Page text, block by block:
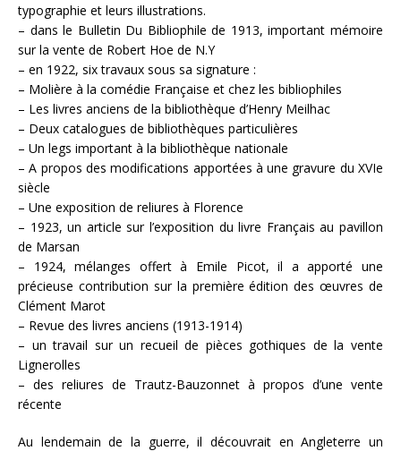
typographie et leurs illustrations.
– dans le Bulletin Du Bibliophile de 1913, important mémoire
sur la vente de Robert Hoe de N.Y
– en 1922, six travaux sous sa signature :
– Molière à la comédie Française et chez les bibliophiles
– Les livres anciens de la bibliothèque d’Henry Meilhac
– Deux catalogues de bibliothèques particulières
– Un legs important à la bibliothèque nationale
– A propos des modifications apportées à une gravure du XVIe
siècle
– Une exposition de reliures à Florence
– 1923, un article sur l’exposition du livre Français au pavillon
de Marsan
– 1924, mélanges offert à Emile Picot, il a apporté une
précieuse contribution sur la première édition des œuvres de
Clément Marot
– Revue des livres anciens (1913-1914)
– un travail sur un recueil de pièces gothiques de la vente
Lignerolles
– des reliures de Trautz-Bauzonnet à propos d’une vente
récente
Au lendemain de la guerre, il découvrait en Angleterre un